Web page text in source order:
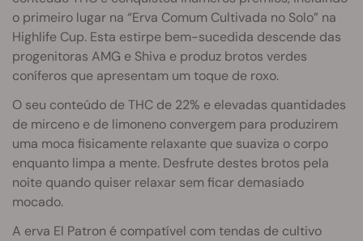
o primeiro lugar na “Erva Comum Cultivada no Solo” na
Highlife Cup. Esta estirpe bem-sucedida descende das
progenitoras AMG e Shiva e produz brotos verdes
coníferos que apresentam um toque de roxo.
O seu conteúdo de THC de 22% e elevadas quantidades
de mirceno e de limoneno convergem para produzirem
uma moca fisicamente relaxante que suaviza o corpo
enquanto limpa a mente. Desfrute destes brotos pela
noite quando quiser relaxar sem ficar demasiado
mocado.
A erva El Patron é compatível com tendas de cultivo